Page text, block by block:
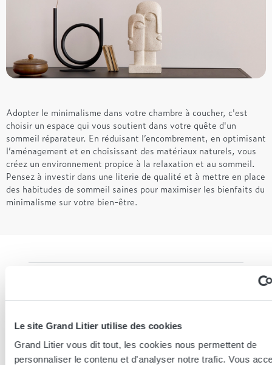
Le site Grand Litier utilise des cookies
Grand Litier vous dit tout, les cookies nous permettent de
personnaliser le contenu et d'analyser notre trafic. Vous
Adopter le minimalisme dans votre chambre à coucher, c'est
choisir un espace qui vous soutient dans votre quête d'un
sommeil réparateur. En réduisant l’encombrement, en optimisant
l’aménagement et en choisissant des matériaux naturels, vous
créez un environnement propice à la relaxation et au sommeil.
Pensez à investir dans une literie de qualité et à mettre en place
des habitudes de sommeil saines pour maximiser les bienfaits du
minimalisme sur votre bien-être.
Partager cet article sur